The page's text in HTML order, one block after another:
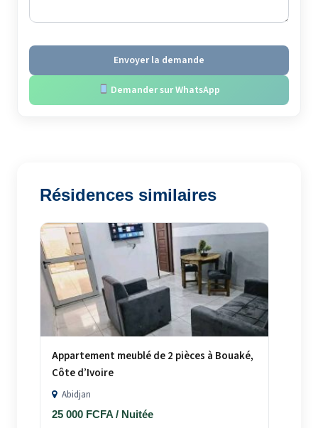
Envoyer la demande
Demander sur WhatsApp
Résidences similaires
Appartement meublé de 2 pièces à Bouaké,
Côte d’Ivoire
Abidjan
25 000 FCFA / Nuitée